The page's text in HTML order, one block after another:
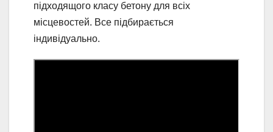
підходящого класу бетону для всіх
місцевостей. Все підбирається
індивідуально.